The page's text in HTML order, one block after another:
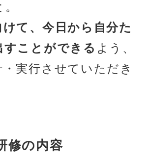
て、今日から自分た
すことができる よう、
実行させていただき
修の内容